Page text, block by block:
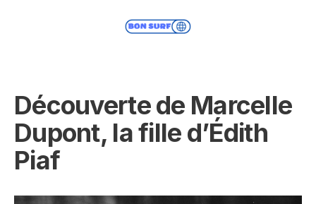
Découverte de Marcelle
Dupont, la fille d’Édith
Piaf